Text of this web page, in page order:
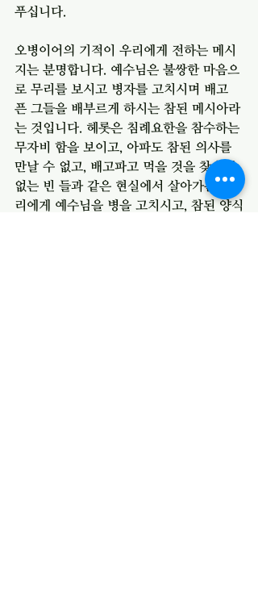
푸십니다.
오병이어의 기적이 우리에게 전하는 메시
지는 분명합니다. 예수님은 불쌍한 마음으
로 무리를 보시고 병자를 고치시며 배고
픈 그들을 배부르게 하시는 참된 메시아라
는 것입니다. 헤롯은 침례요한을 참수하는
무자비 함을 보이고, 아파도 참된 의사를
만날 수 없고, 배고파고 먹을 것을 찾을 수
없는 빈 들과 같은 현실에서 살아가는 우
리에게 예수님을 병을 고치시고, 참된 양식